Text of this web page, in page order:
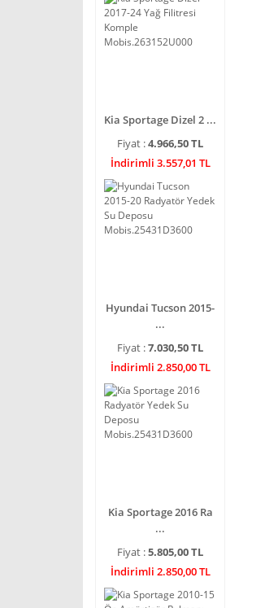
Kia Sportage Dizel 2 ...
Fiyat :4.966,50 TL
İndirimli 3.557,01 TL
Hyundai Tucson 2015-
...
Fiyat :7.030,50 TL
İndirimli 2.850,00 TL
Kia Sportage 2016 Ra
...
Fiyat :5.805,00 TL
İndirimli 2.850,00 TL